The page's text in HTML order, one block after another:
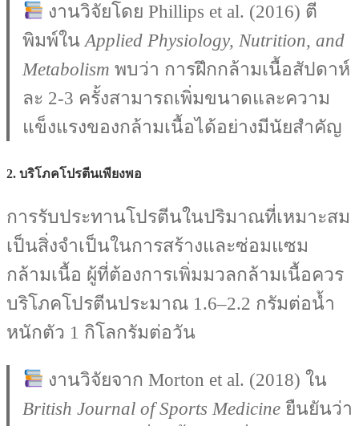
งานวิจัยโดย Phillips et al. (2016) ตี
พิมพ์ใน Applied Physiology, Nutrition, and
Metabolism พบว่า การฝึกกล้ามเนื้อสัปดาห์
ละ 2-3 ครั้งสามารถเพิ่มขนาดและความ
แข็งแรงของกล้ามเนื้อได้อย่างมีนัยสำคัญ
2. บริโภคโปรตีนเพียงพอ
การรับประทานโปรตีนในปริมาณที่เหมาะสม
เป็นสิ่งจำเป็นในการสร้างและซ่อมแซม
กล้ามเนื้อ ผู้ที่ต้องการเพิ่มมวลกล้ามเนื้อควร
บริโภคโปรตีนประมาณ 1.6–2.2 กรัมต่อน้ำ
หนักตัว 1 กิโลกรัมต่อวัน
งานวิจัยจาก Morton et al. (2018) ใน
British Journal of Sports Medicine ยืนยันว่า